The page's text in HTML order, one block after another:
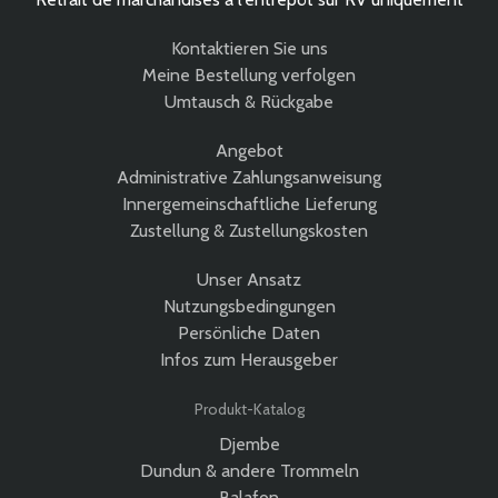
Kontaktieren Sie uns
Meine Bestellung verfolgen
Umtausch & Rückgabe
Angebot
Administrative Zahlungsanweisung
Innergemeinschaftliche Lieferung
Zustellung & Zustellungskosten
Unser Ansatz
Nutzungsbedingungen
Persönliche Daten
Infos zum Herausgeber
Produkt-Katalog
Djembe
Dundun & andere Trommeln